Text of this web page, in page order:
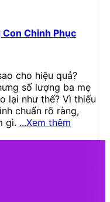
Chinh Phục
cho hiệu quả?
số lượng ba mẹ
lại như thế? Vì thiếu
chuẩn rõ ràng,
gì. ...Xem thêm